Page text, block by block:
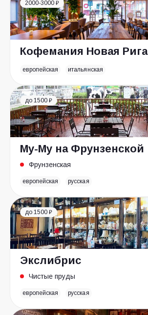
2000-3000 ₽
Кофемания Новая Рига
европейская итальянская
до 1500 ₽
Му-Му на Фрунзенской
Фрунзенская
европейская русская
до 1500 ₽
Экслибрис
Чистые пруды
европейская русская